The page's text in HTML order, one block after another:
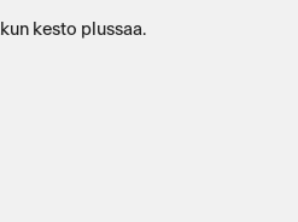
kesto plussaa.